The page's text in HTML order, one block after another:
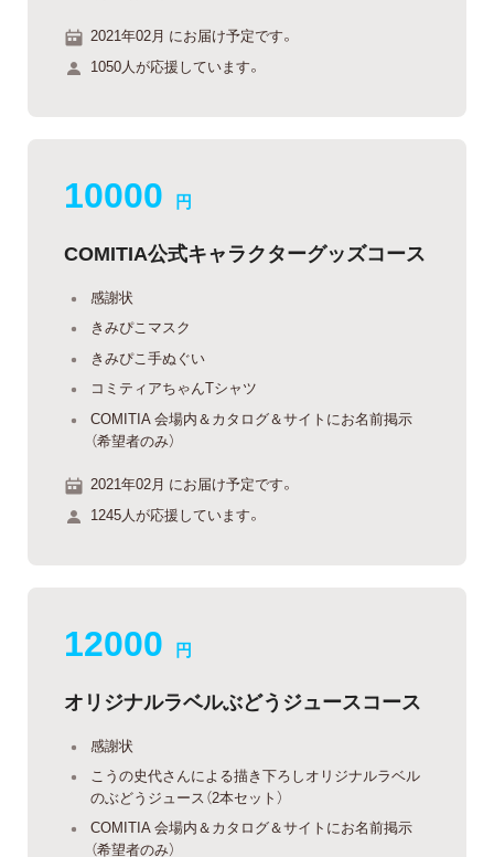
2021年02月 にお届け予定です。
1050人が応援しています。
10000 円
COMITIA公式キャラクターグッズコース
感謝状
きみぴこマスク
きみぴこ手ぬぐい
コミティアちゃんTシャツ
COMITIA 会場内＆カタログ＆サイトにお名前掲示
（希望者のみ）
2021年02月 にお届け予定です。
1245人が応援しています。
12000 円
オリジナルラベルぶどうジュースコース
感謝状
こうの史代さんによる描き下ろしオリジナルラベル
のぶどうジュース（2本セット）
COMITIA 会場内＆カタログ＆サイトにお名前掲示
（希望者のみ）